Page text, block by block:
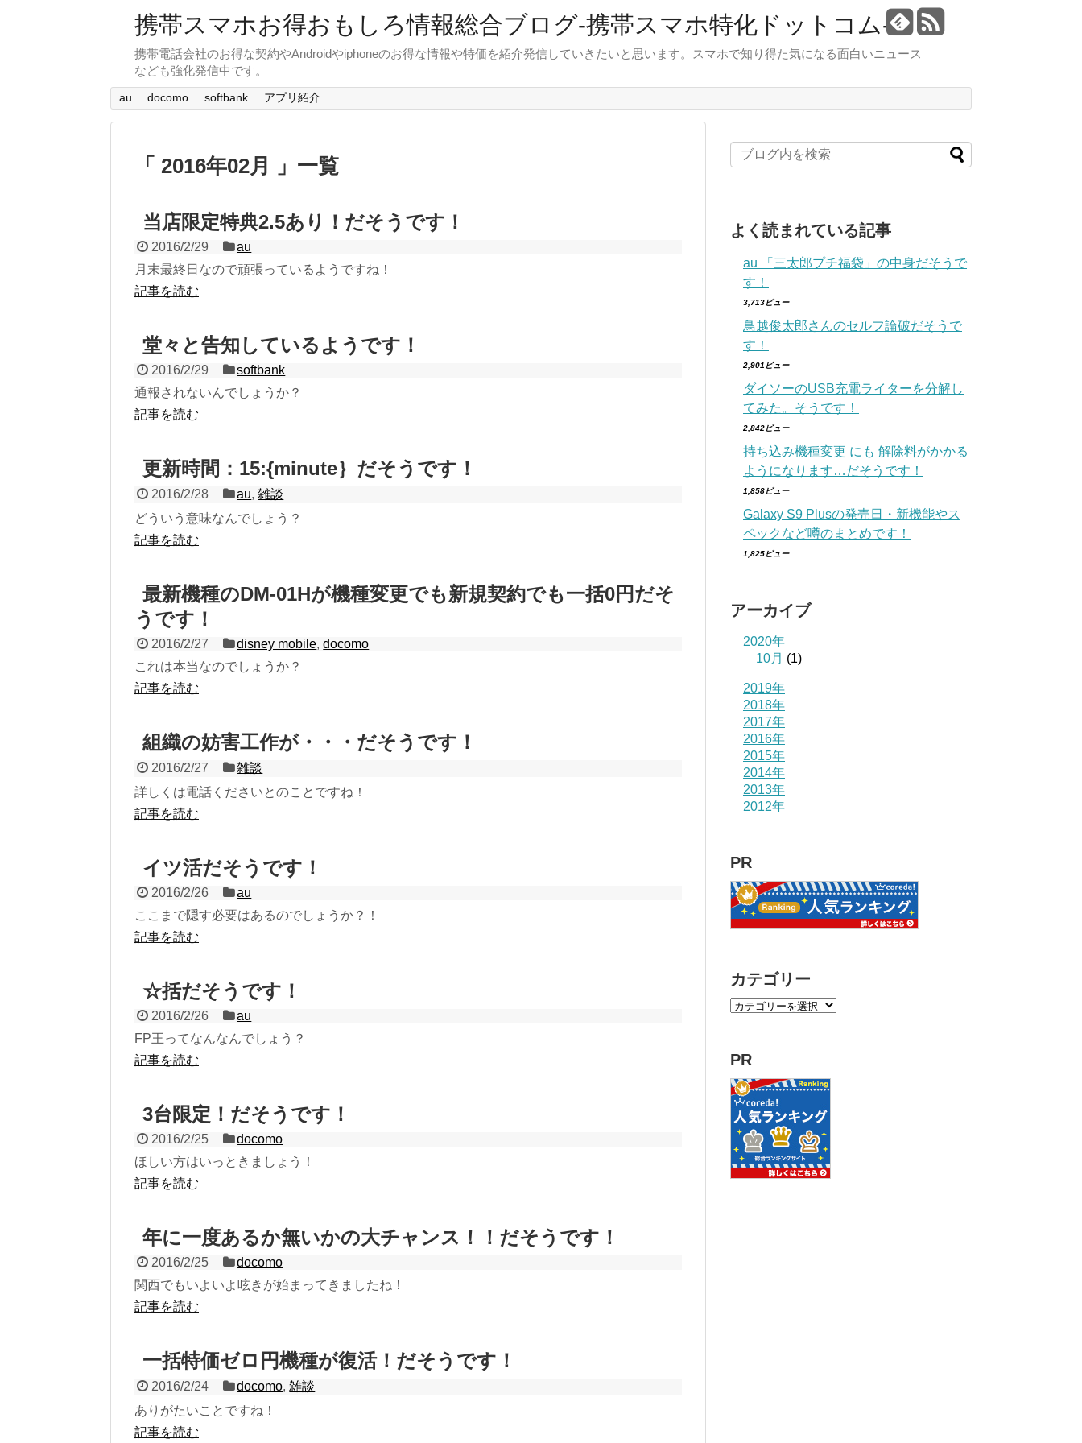
携帯スマホお得おもしろ情報総合ブログ-携帯スマホ特化ドットコム-
携帯電話会社のお得な契約やAndroidやiphoneのお得な情報や特価を紹介発信していきたいと思います。スマホで知り得た気になる面白いニュース
なども強化発信中です。
au docomo softbank アプリ紹介
「 2016年02月 」一覧
当店限定特典2.5あり！だそうです！
2016/2/29
au
月末最終日なので頑張っているようですね！
記事を読む
堂々と告知しているようです！
2016/2/29
softbank
通報されないんでしょうか？
記事を読む
更新時間：15:{minute｝だそうです！
2016/2/28 au,雑談
どういう意味なんでしょう？
記事を読む
最新機種のDM-01Hが機種変更でも新規契約でも一括0円だそ
うです！
2016/2/27 disney mobile,docomo
これは本当なのでしょうか？
記事を読む
組織の妨害工作が・・・だそうです！
2016/2/27
雑談
詳しくは電話くださいとのことですね！
記事を読む
イツ活だそうです！
2016/2/26
au
ここまで隠す必要はあるのでしょうか？！
記事を読む
☆括だそうです！
2016/2/26
au
FP王ってなんなんでしょう？
記事を読む
3台限定！だそうです！
2016/2/25
docomo
ほしい方はいっときましょう！
記事を読む
年に一度あるか無いかの大チャンス！！だそうです！
2016/2/25
docomo
関西でもいよいよ呟きが始まってきましたね！
記事を読む
一括特価ゼロ円機種が復活！だそうです！
2016/2/24 docomo,雑談
ありがたいことですね！
記事を読む
よく読まれている記事
au 「三太郎プチ福袋」の中身だそうで
す！
3,713ビュー
鳥越俊太郎さんのセルフ論破だそうで
す！
2,901ビュー
ダイソーのUSB充電ライターを分解し
てみた。そうです！
2,842ビュー
持ち込み機種変更 にも 解除料がかかる
ようになります…だそうです！
1,858ビュー
Galaxy S9 Plusの発売日・新機能やス
ペックなど噂のまとめです！
1,825ビュー
アーカイブ
2020年
10月 (1)
2019年
2018年
2017年
2016年
2015年
2014年
2013年
2012年
PR
カテゴリー
PR